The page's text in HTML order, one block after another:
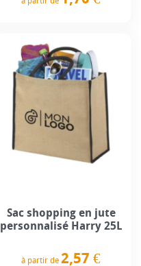
Sac shopping en jute
personnalisé Harry 25L
à partir de 2,57 €